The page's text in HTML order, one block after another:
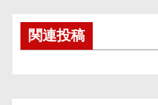
関連投稿